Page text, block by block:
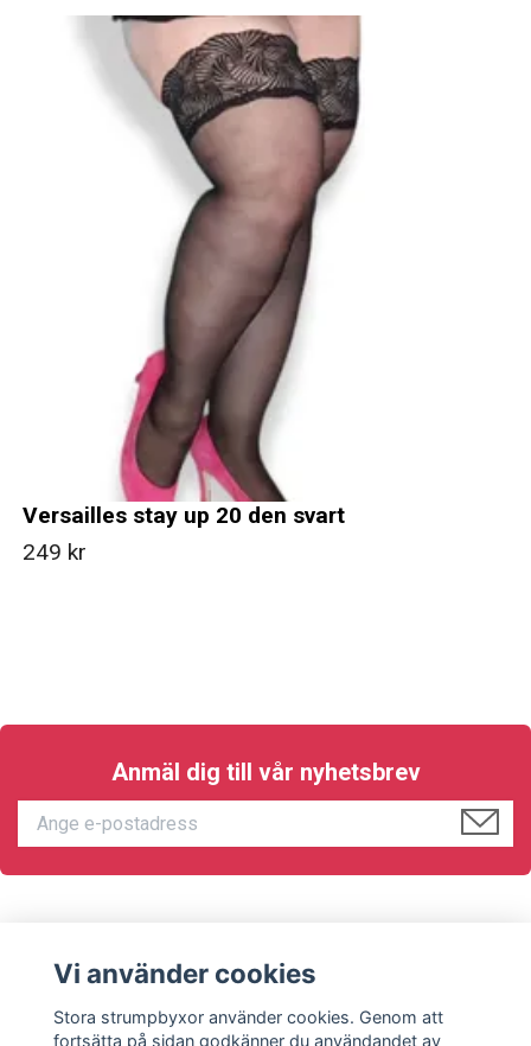
Versailles stay up 20 den svart
249 kr
Anmäl dig till vår nyhetsbrev
Sociala medier
Vi använder cookies
Stora strumpbyxor använder cookies. Genom att
fortsätta på sidan godkänner du användandet av